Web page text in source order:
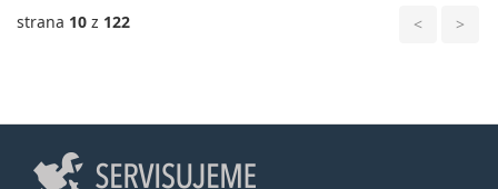
strana 10 z 122 < >